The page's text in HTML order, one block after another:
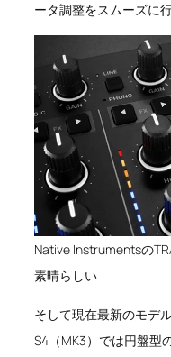
ータ調整をスムーズに
Native Instrumentsの
素晴らしい
そして現在最新のモデ
S4（MK3）では円盤型